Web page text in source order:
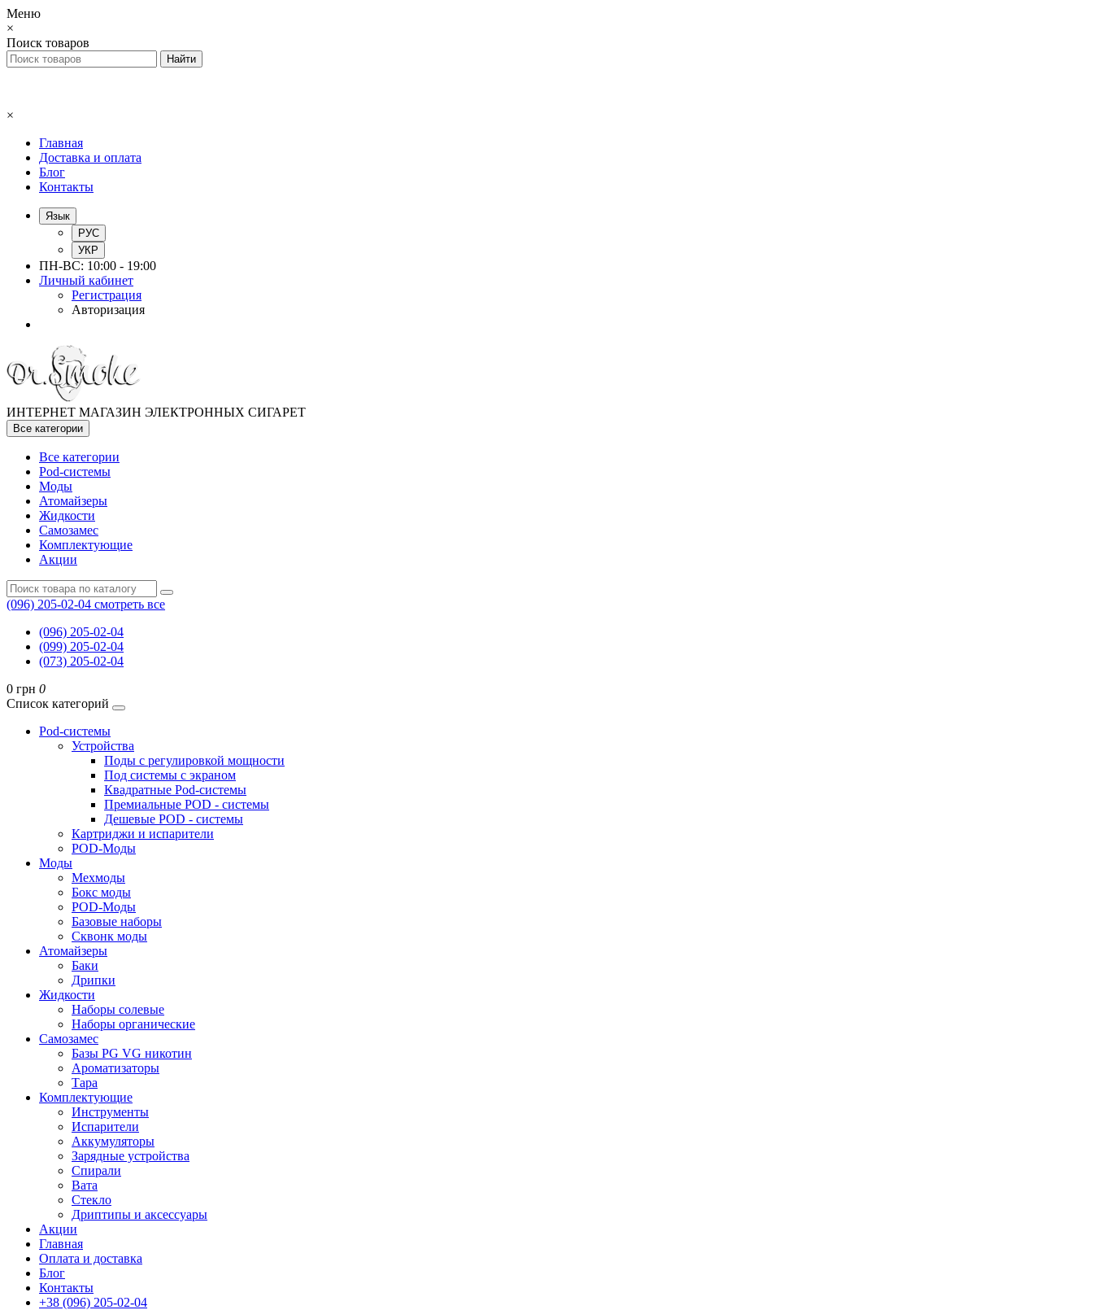
Меню
×
Поиск товаров
×
Главная
Доставка и оплата
Блог
Контакты
Язык
РУС
УКР
ПН-ВС: 10:00 - 19:00
Личный кабинет
Регистрация
Авторизация
ИНТЕРНЕТ МАГАЗИН ЭЛЕКТРОННЫХ СИГАРЕТ
Все категории
Все категории
Pod-системы
Моды
Атомайзеры
Жидкости
Самозамес
Комплектующие
Акции
(096) 205-02-04 смотреть все
(096) 205-02-04
(099) 205-02-04
(073) 205-02-04
0 грн 0
Список категорий
Pod-системы
Устройства
Поды с регулировкой мощности
Под системы с экраном
Квадратные Pod-системы
Премиальные POD - системы
Дешевые POD - системы
Картриджи и испарители
POD-Моды
Моды
Мехмоды
Бокс моды
POD-Моды
Базовые наборы
Сквонк моды
Атомайзеры
Баки
Дрипки
Жидкости
Наборы солевые
Наборы органические
Самозамес
Базы PG VG никотин
Ароматизаторы
Тара
Комплектующие
Инструменты
Испарители
Аккумуляторы
Зарядные устройства
Спирали
Вата
Стекло
Дриптипы и аксессуары
Акции
Главная
Оплата и доставка
Блог
Контакты
+38 (096) 205-02-04